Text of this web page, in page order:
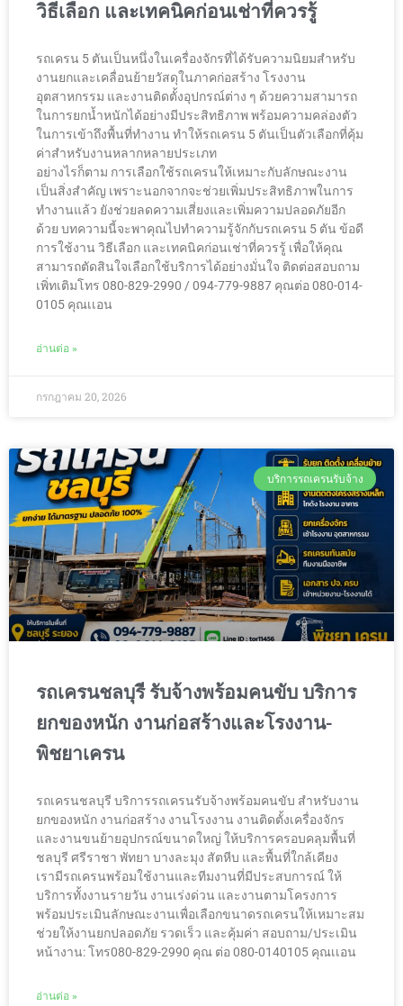
วิธีเลือก และเทคนิคก่อนเช่าที่ควรรู้
รถเครน 5 ตันเป็นหนึ่งในเครื่องจักรที่ได้รับความนิยมสำหรับ
งานยกและเคลื่อนย้ายวัสดุในภาคก่อสร้าง โรงงาน
อุตสาหกรรม และงานติดตั้งอุปกรณ์ต่าง ๆ ด้วยความสามารถ
ในการยกน้ำหนักได้อย่างมีประสิทธิภาพ พร้อมความคล่องตัว
ในการเข้าถึงพื้นที่ทำงาน ทำให้รถเครน 5 ตันเป็นตัวเลือกที่คุ้ม
ค่าสำหรับงานหลากหลายประเภท
อย่างไรก็ตาม การเลือกใช้รถเครนให้เหมาะกับลักษณะงาน
เป็นสิ่งสำคัญ เพราะนอกจากจะช่วยเพิ่มประสิทธิภาพในการ
ทำงานแล้ว ยังช่วยลดความเสี่ยงและเพิ่มความปลอดภัยอีก
ด้วย บทความนี้จะพาคุณไปทำความรู้จักกับรถเครน 5 ตัน ข้อดี
การใช้งาน วิธีเลือก และเทคนิคก่อนเช่าที่ควรรู้ เพื่อให้คุณ
สามารถตัดสินใจเลือกใช้บริการได้อย่างมั่นใจ ติดต่อสอบถาม
เพิ่ทเติมโทร 080-829-2990 / 094-779-9887 คุณต่อ 080-014-
0105 คุณเเอน
อ่านต่อ »
กรกฎาคม 20, 2026
บริการรถเครนรับจ้าง
รถเครนชลบุรี รับจ้างพร้อมคนขับ บริการ
ยกของหนัก งานก่อสร้างและโรงงาน-
พิชยาเครน
รถเครนชลบุรี บริการรถเครนรับจ้างพร้อมคนขับ สำหรับงาน
ยกของหนัก งานก่อสร้าง งานโรงงาน งานติดตั้งเครื่องจักร
และงานขนย้ายอุปกรณ์ขนาดใหญ่ ให้บริการครอบคลุมพื้นที่
ชลบุรี ศรีราชา พัทยา บางละมุง สัตหีบ และพื้นที่ใกล้เคียง
เรามีรถเครนพร้อมใช้งานและทีมงานที่มีประสบการณ์ ให้
บริการทั้งงานรายวัน งานเร่งด่วน และงานตามโครงการ
พร้อมประเมินลักษณะงานเพื่อเลือกขนาดรถเครนให้เหมาะสม
ช่วยให้งานยกปลอดภัย รวดเร็ว และคุ้มค่า สอบถาม/ประเมิน
หน้างาน: โทร080-829-2990 คุณ ต่อ 080-0140105 คุณเเอน
อ่านต่อ »